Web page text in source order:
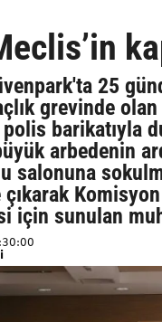
25
grevinde
polis
arbedenin
salonuna
için sunulan